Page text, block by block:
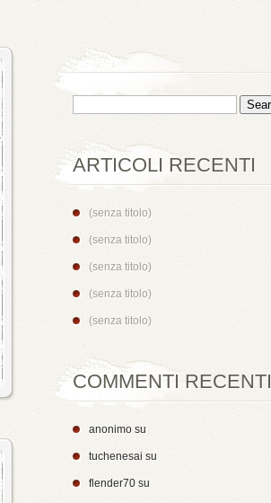
ARTICOLI RECENTI
(senza titolo)
(senza titolo)
(senza titolo)
(senza titolo)
(senza titolo)
COMMENTI RECENTI
anonimo su
tuchenesai su
flender70 su